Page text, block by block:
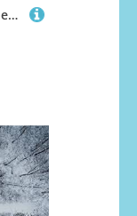
1000 Teile Puzzle Farbenfrohes Puzzle für Erwachsene und Kinder - Berggipfelwälder 75x50cm